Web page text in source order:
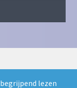
lezen